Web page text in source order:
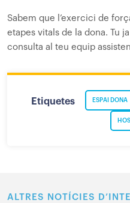
Sabem que l’exercici de
etapes vitals de la dona. Tu
consulta al teu equip
Etiquetes ESPAI DONA
ALTRES NOTÍCIES